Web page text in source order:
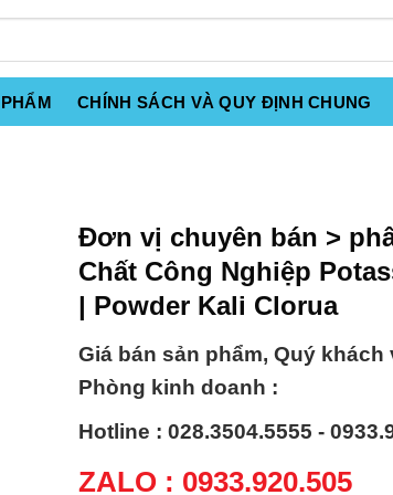
CHÍNH SÁCH VÀ QUY ĐỊNH CHUNG
Đơn vị chuyên bán >
Chất Công Nghiệp
| Powder Kali Clorua
Giá bán sản phẩm, Quý khách
Phòng kinh doanh :
Hotline : 028.3504.5555 -
ZALO : 0933.920.505